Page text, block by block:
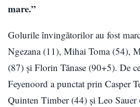
mare.”
Golurile învingătorilor au fost
Ngezana (11), Mihai Toma (54),
(87) și Florin Tănase (90+5). De
Feyenoord a punctat prin Casper
Quinten Timber (44) și Leo Sauer